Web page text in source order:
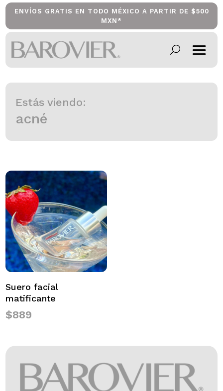
ENVÍOS GRATIS EN TODO MÉXICO A PARTIR DE $500
MXN*
Estás viendo:
acné
Suero facial
matificante
$889